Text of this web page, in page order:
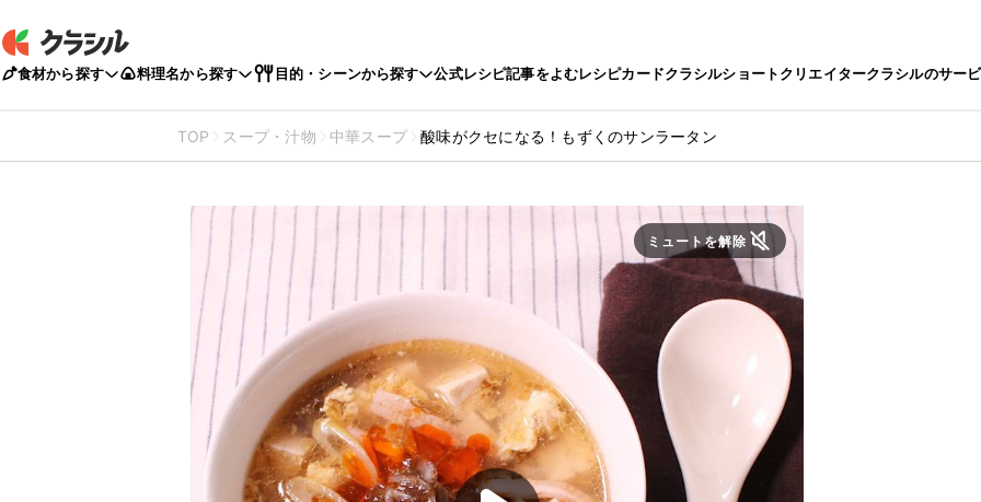
食材から探す 料理名から探す 目的・シーンから探す 公式レシピ記事をよむレシピカードクラシルショートクリエイタークラシルのサー
TOP スープ・汁物 中華スープ 酸味がクセになる！もずくのサンラータン
ミュートを解除